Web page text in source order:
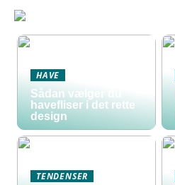
HAVE
Sådan vælger du
havefliser i det rette
design
TENDENSER